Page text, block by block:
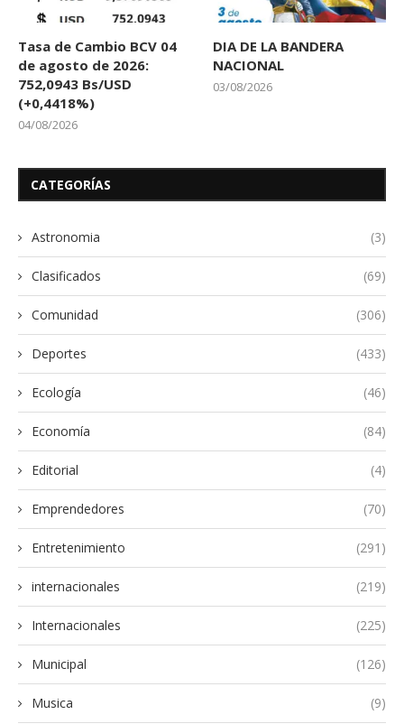
Tasa de Cambio BCV 04
de agosto de 2026:
752,0943 Bs/USD
(+0,4418%)
04/08/2026
DIA DE LA BANDERA
NACIONAL
03/08/2026
CATEGORÍAS
Astronomia (3)
Clasificados (69)
Comunidad (306)
Deportes (433)
Ecología (46)
Economía (84)
Editorial (4)
Emprendedores (70)
Entretenimiento (291)
internacionales (219)
Internacionales (225)
Municipal (126)
Musica (9)